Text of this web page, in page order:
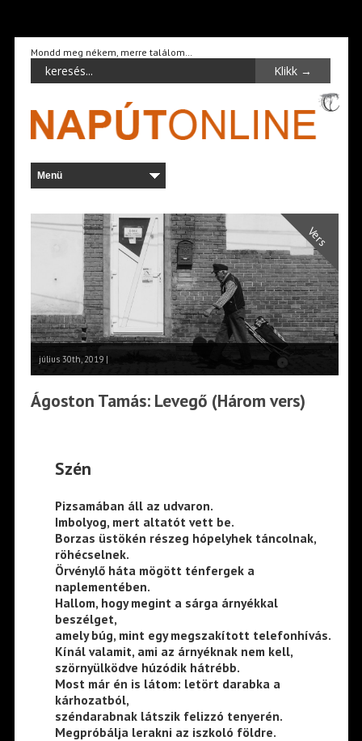
Mondd meg nékem, merre találom…
Vers
július 30th, 2019 |
Ágoston Tamás: Levegő (Három vers)
Szén
Pizsamában áll az udvaron.
Imbolyog, mert altatót vett be.
Borzas üstökén részeg hópelyhek táncolnak,
röhécselnek.
Örvénylő háta mögött ténfergek a
naplementében.
Hallom, hogy megint a sárga árnyékkal
beszélget,
amely búg, mint egy megszakított telefonhívás.
Kínál valamit, ami az árnyéknak nem kell,
szörnyülködve húzódik hátrébb.
Most már én is látom: letört darabka a
kárhozatból,
széndarabnak látszik felizzó tenyerén.
Megpróbálja lerakni az iszkoló földre.